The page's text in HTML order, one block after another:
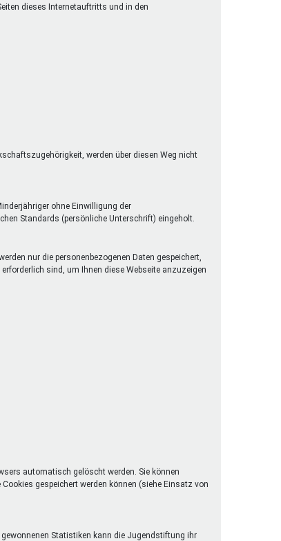
dieses Internetauftritts und in den
werden über diesen Weg nicht
ohne Einwilligung der
Standards (persönliche Unterschrift) eingeholt.
nur die personenbezogenen Daten gespeichert,
sind, um Ihnen diese Webseite anzuzeigen
automatisch gelöscht werden. Sie können
gespeichert werden können (siehe Einsatz von
Statistiken kann die Jugendstiftung ihr